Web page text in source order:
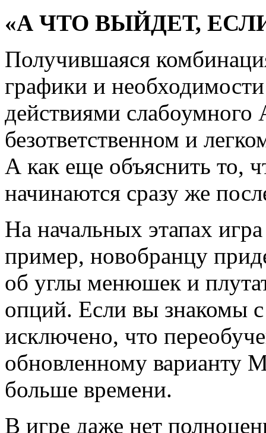
«А ЧТО ВЫЙДЕТ,
Получившаяся
графики и
действиями
безответственном и
А как еще объяснить то,
начинаются сразу же
На начальных этапах
пример, новобранцу
об углы менюшек и
опций. Если вы знакомы
исключено, что
обновленному варианту
больше времени.
В игре даже нет